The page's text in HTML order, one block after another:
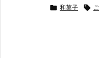
 和菓子 